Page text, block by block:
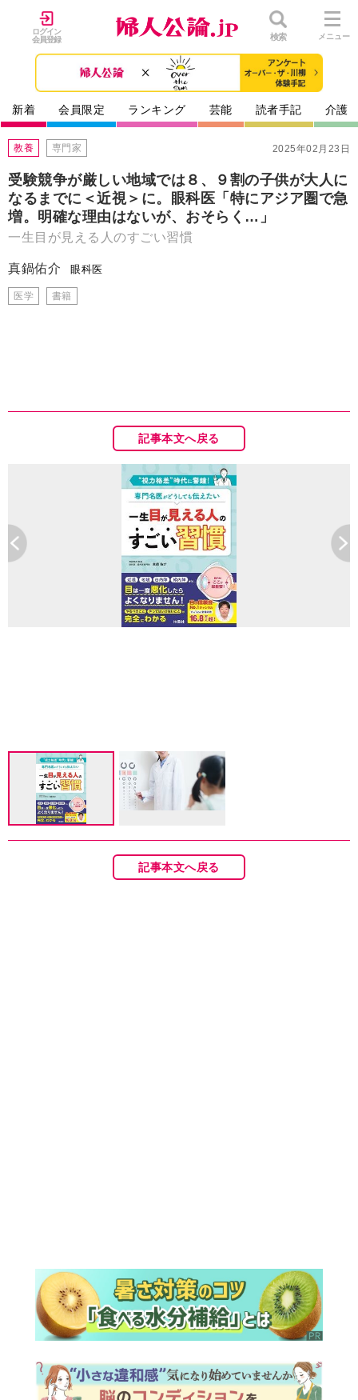
ログイン
会員登録
検索 メニュー
新着 会員限定 ランキング 芸能 読者手記 介護
2025年02月23日
教養 専門家
受験競争が厳しい地域では８、９割の子供が大人に
なるまでに＜近視＞に。眼科医「特にアジア圏で急
増。明確な理由はないが、おそらく…」
一生目が見える人のすごい習慣
真鍋佑介 眼科医
医学 書籍
記事本文へ戻る
明日の『風、薫る』あらすじ。りん、直
美、黒川らの思いが通じて、村人たちは
少しずつ理解を示し始める＜ネタバレあ
り＞
明日の『風、薫る』あらすじ。ついに感
染が収束。黒川は、りんにある提案をす